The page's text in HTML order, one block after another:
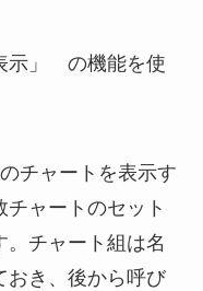
示」 の機能を使
チャートを表示す
ャートのセット
。チャート組は名
おき、後から呼び